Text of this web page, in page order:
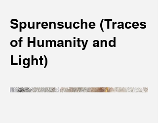
Spurensuche (Traces
of Humanity and
Light)